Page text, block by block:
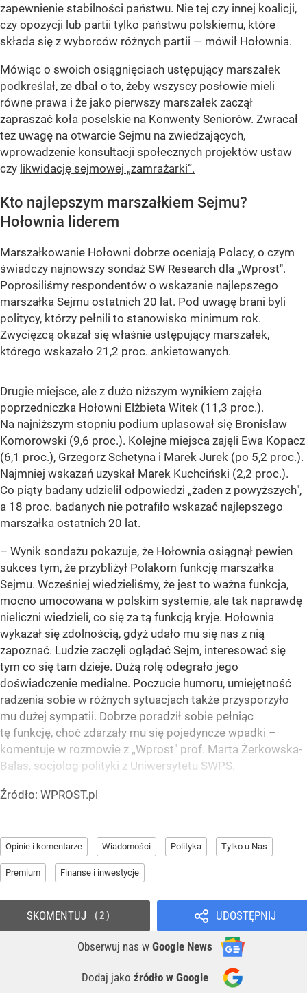
zapewnienie stabilności państwu. Nie tej czy innej koalicji,
czy opozycji lub partii tylko państwu polskiemu, które
składa się z wyborców różnych partii — mówił Hołownia.
Mówiąc o swoich osiągnięciach ustępujący marszałek
podkreślał, ze dbał o to, żeby wszyscy posłowie mieli
równe prawa i że jako pierwszy marszałek zaczął
zapraszać koła poselskie na Konwenty Seniorów. Zwracał
tez uwagę na otwarcie Sejmu na zwiedzających,
wprowadzenie konsultacji społecznych projektów ustaw
czy likwidację sejmowej „zamrażarki”.
Kto najlepszym marszałkiem Sejmu?
Hołownia liderem
Marszałkowanie Hołowni dobrze oceniają Polacy, o czym
świadczy najnowszy sondaż SW Research dla „Wprost".
Poprosiliśmy respondentów o wskazanie najlepszego
marszałka Sejmu ostatnich 20 lat. Pod uwagę brani byli
politycy, którzy pełnili to stanowisko minimum rok.
Zwycięzcą okazał się właśnie ustępujący marszałek,
którego wskazało 21,2 proc. ankietowanych.
Drugie miejsce, ale z dużo niższym wynikiem zajęła
poprzedniczka Hołowni Elżbieta Witek (11,3 proc.).
Na najniższym stopniu podium uplasował się Bronisław
Komorowski (9,6 proc.). Kolejne miejsca zajęli Ewa Kopacz
(6,1 proc.), Grzegorz Schetyna i Marek Jurek (po 5,2 proc.).
Najmniej wskazań uzyskał Marek Kuchciński (2,2 proc.).
Co piąty badany udzielił odpowiedzi „żaden z powyższych",
a 18 proc. badanych nie potrafiło wskazać najlepszego
marszałka ostatnich 20 lat.
– Wynik sondażu pokazuje, że Hołownia osiągnął pewien
sukces tym, że przybliżył Polakom funkcję marszałka
Sejmu. Wcześniej wiedzieliśmy, że jest to ważna funkcja,
mocno umocowana w polskim systemie, ale tak naprawdę
nieliczni wiedzieli, co się za tą funkcją kryje. Hołownia
wykazał się zdolnością, gdyż udało mu się nas z nią
zapoznać. Ludzie zaczęli oglądać Sejm, interesować się
tym co się tam dzieje. Dużą rolę odegrało jego
doświadczenie medialne. Poczucie humoru, umiejętność
radzenia sobie w różnych sytuacjach także przysporzyło
mu dużej sympatii. Dobrze poradził sobie pełniąc
tę funkcję, choć zdarzały mu się pojedyncze wpadki –
komentuje w rozmowie z „Wprost" prof. Marta Żerkowska-
Balas, socjolog polityki z Uniwersytetu SWPS.
Źródło: WPROST.pl
Opinie i komentarze Wiadomości Polityka Tylko u Nas
Premium Finanse i inwestycje
UDOSTĘPNIJ
Obserwuj nas w Google News
Dodaj jako źródło w Google
SKOMENTUJ 2